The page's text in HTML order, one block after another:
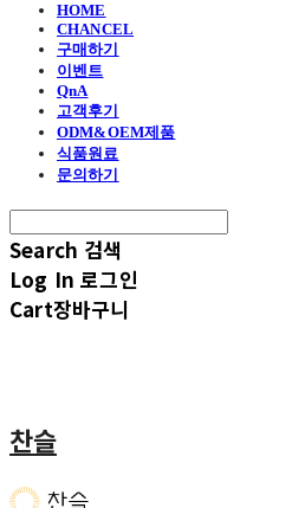
HOME
CHANCEL
구매하기
이벤트
QnA
고객후기
ODM&OEM제품
식품원료
문의하기
Search 검색
Log In 로그인
Cart장바구니
찬슬